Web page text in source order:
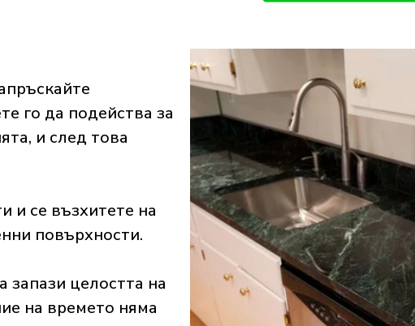
го да подейства за
и след това
и се възхитете на
повърхности.
запази целостта на
на времето няма